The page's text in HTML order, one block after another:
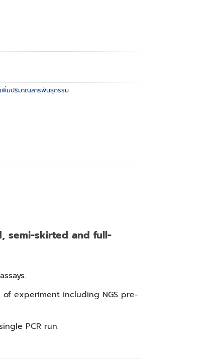
พิ่มปริมาณสารพันธุกรรม
semi-skirted and full-
experiment including NGS pre-
PCR run.